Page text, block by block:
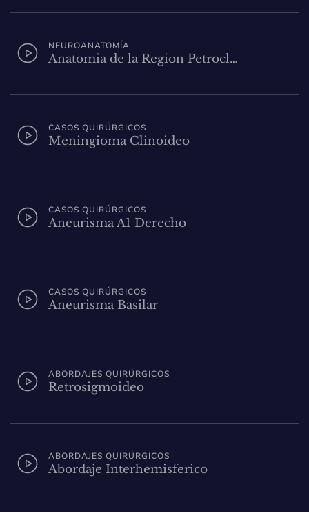
NEUROANATOMÍA
Anatomia de la Region Petrocl…
CASOS QUIRÚRGICOS
Meningioma Clinoideo
CASOS QUIRÚRGICOS
Aneurisma A1 Derecho
CASOS QUIRÚRGICOS
Aneurisma Basilar
ABORDAJES QUIRÚRGICOS
Retrosigmoideo
ABORDAJES QUIRÚRGICOS
Abordaje Interhemisferico